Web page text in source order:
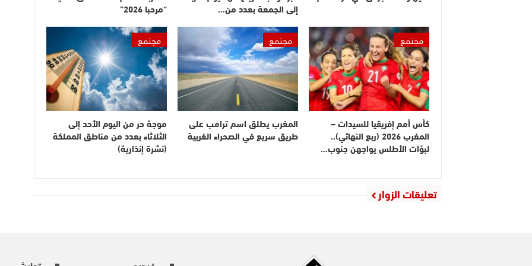
إلى الجمعة بعدد من…
“مرحبا 2026”
مجتمع
كأس أمم إفريقيا للسيدات –
المغرب 2026 (ربع النهائي)..
لبؤات الأطلس يواجهن جنوب…
مجتمع
المغرب يطلق اسم ترامب على
طريق سريع في الصحراء الغربية
مجتمع
موجة حر من اليوم الأحد إلى
الثلاثاء بعدد من مناطق المملكة
(نشرة إنذارية)
تعليقات الزوار